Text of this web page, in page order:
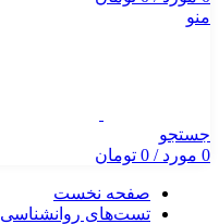
منو
جستجو
0 مورد/
0 تومان
صفحه نخست
تست‌های روانشناسی